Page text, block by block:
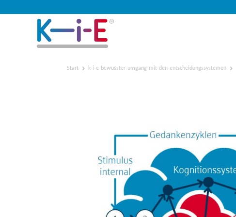
Start k-i-e-bewusster-umgang-mit-den-entscheidungssystemen